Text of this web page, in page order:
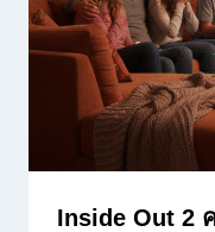
Inside Out 2